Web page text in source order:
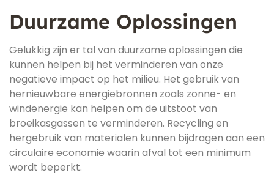
Duurzame Oplossingen
Gelukkig zijn er tal van duurzame oplossingen die
kunnen helpen bij het verminderen van onze
negatieve impact op het milieu. Het gebruik van
hernieuwbare energiebronnen zoals zonne- en
windenergie kan helpen om de uitstoot van
broeikasgassen te verminderen. Recycling en
hergebruik van materialen kunnen bijdragen aan een
circulaire economie waarin afval tot een minimum
wordt beperkt.